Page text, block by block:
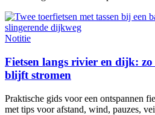
Notitie
Fietsen langs rivier en dijk:
blijft stromen
Praktische gids voor een ontspannen
met tips voor afstand, wind, pauzes,